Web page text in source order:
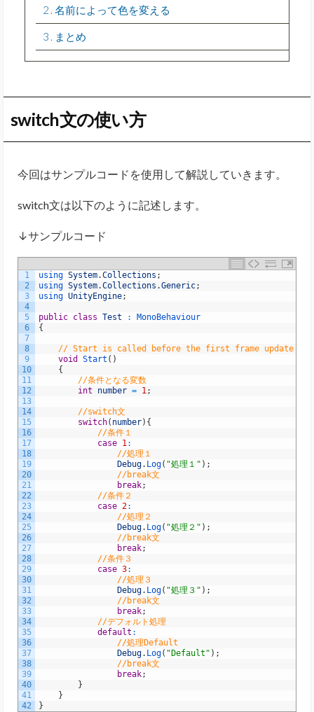
2 名前によって色を変える
3 まとめ
switch文の使い方
今回はサンプルコードを使用して解説していきます。
switch文は以下のように記述します。
↓サンプルコード
1
2
3
4
5
6
7
8
9
10
11
12
13
14
15
16
17
18
19
20
21
22
23
24
25
26
27
28
29
30
31
32
33
34
35
36
37
38
39
40
41
42
using System.Collections ;
using System.Collections .Generic;
using UnityEngine;
public class Test :
MonoBehaviour
{
// Start is called before the first frame update
void
Start ( )
{
//条件となる変数
int
number = 1;
//switch文
switch( number) {
//条件１
case 1:
//処理１
Debug. Log( "処理１" ) ;
//break文
break;
//条件２
case 2:
//処理２
Debug. Log( "処理２" ) ;
//break文
break;
//条件３
case 3:
//処理３
Debug. Log( "処理３" ) ;
//break文
break;
//デフォルト処理
default :
//処理Default
Debug. Log( "Default" ) ;
//break文
break;
}
}
}